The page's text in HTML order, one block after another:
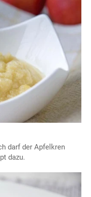
darf der Apfelkren
dazu.